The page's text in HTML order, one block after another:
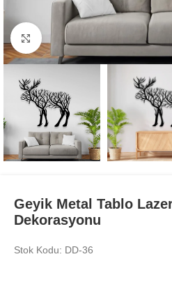
Büyüt
Geyik Metal Tablo
Dekorasyonu
Stok Kodu: DD-36